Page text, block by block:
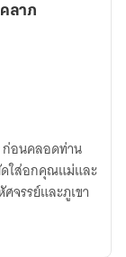
ลาภ
ก่อนคลอดท่าน
ใส่อกคุณแม่และ
จรรย์และภูเขา